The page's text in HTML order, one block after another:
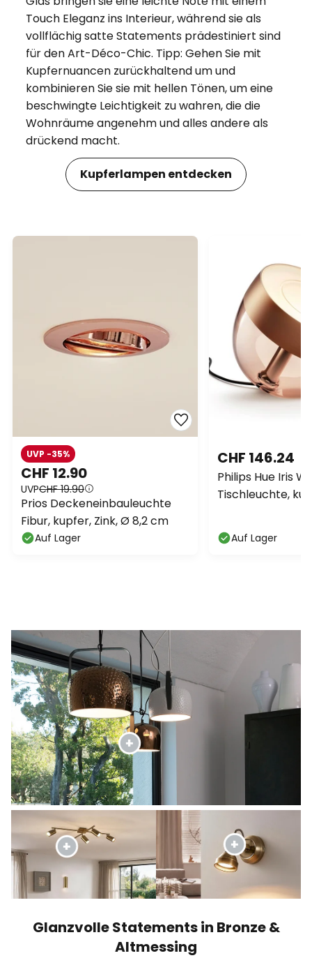
Touch Eleganz ins Interieur, während sie als
vollflächig satte Statements prädestiniert sind
für den Art-Déco-Chic. Tipp: Gehen Sie mit
Kupfernuancen zurückhaltend um und
kombinieren Sie sie mit hellen Tönen, um eine
beschwingte Leichtigkeit zu wahren, die die
Wohnräume angenehm und alles andere als
drückend macht.
Kupferlampen entdecken
CHF 12.90
UVPCHF 19.90
UVP -35%
Prios Deckeneinbauleuchte
Fibur, kupfer, Zink, Ø 8,2 cm
Auf Lager
CHF 146.24
Philips Hue Iris
Tischleuchte,
Auf Lager
Glanzvolle Statements in Bronze &
Altmessing